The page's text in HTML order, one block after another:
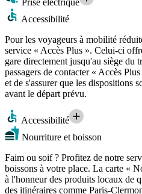
Prise électrique
Accessibilité
Pour les voyageurs à mobilité
service « Accès Plus ». Celui-ci
gare directement jusqu'au siège du
passagers de contacter « Accès
et de s'assurer que les dispositions
avant le départ prévu.
Accessibilité
Nourriture et boisson
Faim ou soif ? Profitez de notre
boissons à votre place. La carte «
à l'honneur des produits locaux de
des itinéraires comme Paris-